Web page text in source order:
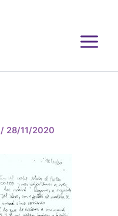
/ 28/11/2020